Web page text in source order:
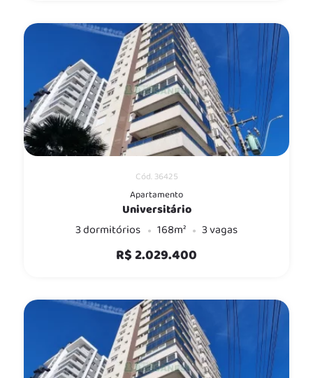
Cód. 36425
Apartamento
Universitário
3 dormitórios
168m² 3 vagas
R$ 2.029.400